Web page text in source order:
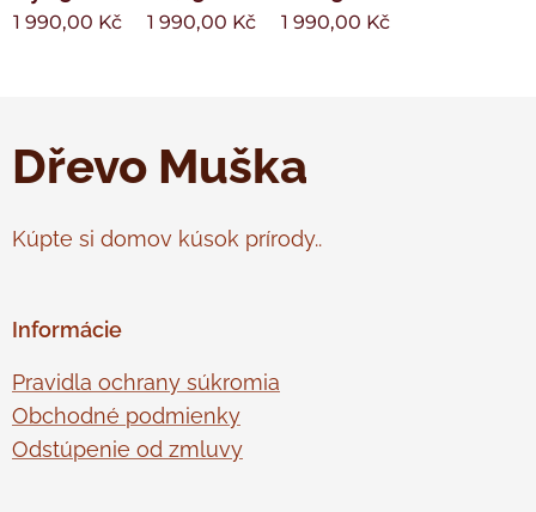
1 990,00 Kč 1 990,00 Kč 1 990,00 Kč
Dřevo Muška
Kúpte si domov kúsok prírody..
Informácie
Pravidla ochrany súkromia
Obchodné podmienky
Odstúpenie od zmluvy